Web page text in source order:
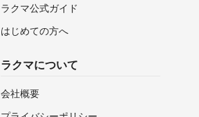
ラクマ公式ガイド
はじめての方へ
ラクマについて
会社概要